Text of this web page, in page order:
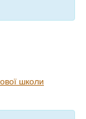
школи